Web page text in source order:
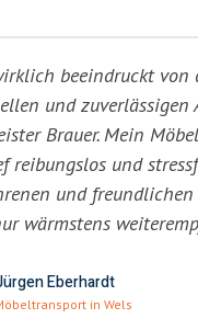
beeindruckt von
und zuverlässigen
Brauer. Mein
reibungslos und
und freundlichen
wärmstens
Eberhardt
in Wels